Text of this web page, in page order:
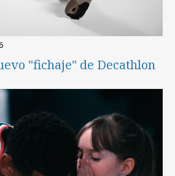
"fichaje" de Decathlon